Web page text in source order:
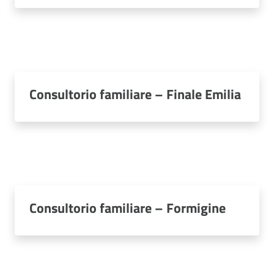
Consultorio familiare – Finale Emilia
Consultorio familiare – Formigine